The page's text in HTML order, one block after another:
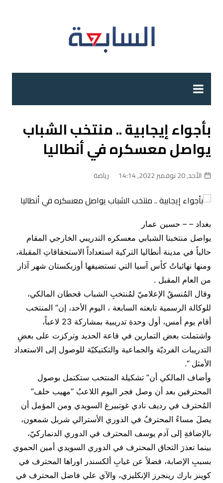
بأجواء إيجابية .. منتخب الشباب
يواصل معسكره في أنطاليا
الأحد, 20 نوفمبر 2022, 14:14 رياضة
بغداد – – حسين عمار
يواصل منتخبنا الشبابي معسكره التدريبي الخارجي المقام
حالياً في مدينة أنطاليا التركية استعداداً الاستحقاقاتِ المقبلة،
ومنها نهائياتُ كأس آسيا التي تستضيفها أوزبكستان شهر آذار
من العام المقبل .
وقال المُنسقُ الإعلاميّ لمُنتخبِ الشباب قحطان المالكي،
للوكالة الرسمية تابعته السابعة ، اليوم الأحد، إن” المنتخب
أقام يوم أمس، أول وحدة تدريبية بمشاركة 23 لاعباً،
واشتملت بعض التمارين في قاعة الحديد وتركزت على بعضِ
التدريبات الفرديّة والجماعية والتكتيكيّة للوصول إلى الاستعداد
الأمثل “.
وأضاف المالكي أن” تشكيلة المنتخب ستكتمل بوصول
المحترفين بعد أن وصل فجر اليوم اللاعبُ “مهيب خلف”
المُحترف في رديف نادي غوتبيرغ السويدي ومن المؤمل أن
يصلَ مساءً المحترفُ في الدوري الأسترالي شربل شمعون،
بالإضافةِ إلى آدم يوسف المحترف في الدوري الدنماركيّ،
بينما تعذرَ التحاق المحترف في الدوري السويدي أمين الحموي
بسببِ الإصابة، فضلاً عن غيابِ ألكسندر اوراها المحترف في
كوينز بارك رينجرز الإنكليزي، والآي علي فاضل المحترف في